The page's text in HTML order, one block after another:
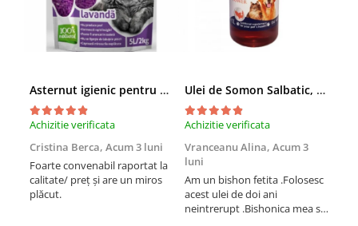
Asternut igienic pentru pisici Tofu Lavanda, Mon Petit 5 l
Achizitie verificata
Cristina Berca, Acum 3 luni
Foarte convenabil raportat la
calitate/ preț și are un miros
plăcut.
Ulei de Somon Salbatic, câini și pisici, piele si blană, BEST4PETS, 1l
Achizitie verificata
Vranceanu Alina, Acum 3
luni
Am un bishon fetita .Folosesc
acest ulei de doi ani
neintrerupt .Bishonica mea se